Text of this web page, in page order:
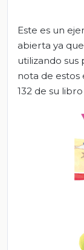
Este es un
abierta ya
utilizando
nota de estos
132 de su